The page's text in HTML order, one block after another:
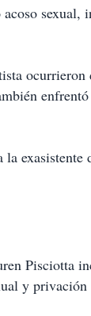
acoso
ocurrieron
la
Pisciotta
y